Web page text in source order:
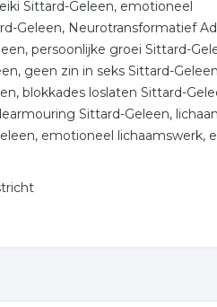
Sittard-Geleen, emotioneel
Geleen, Neurotransformatief
persoonlijke groei Sittard-
geen zin in seks Sittard-
blokkades loslaten Sittard-
Sittard-Geleen,
emotioneel lichaamswerk,